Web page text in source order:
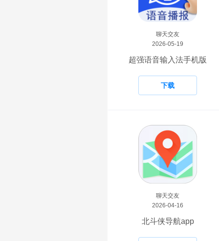
聊天交友
2026-05-19
超强语音输入法手机版
下载
聊天交友
2026-04-16
北斗侠导航app